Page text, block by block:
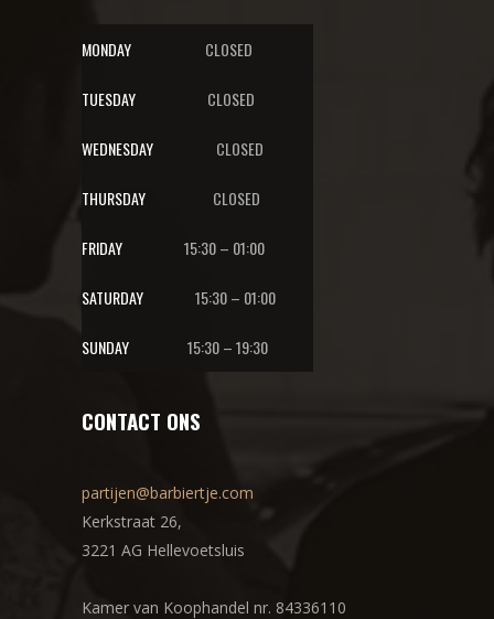
MONDAY CLOSED
TUESDAY CLOSED
WEDNESDAY CLOSED
THURSDAY CLOSED
FRIDAY 15:30 – 01:00
SATURDAY 15:30 – 01:00
SUNDAY 15:30 – 19:30
CONTACT ONS
partijen@barbiertje.com
Kerkstraat 26,
3221 AG Hellevoetsluis
Kamer van Koophandel nr. 84336110